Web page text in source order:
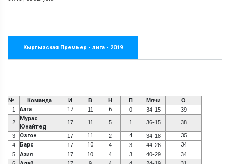
Кыргызская Премьер - лига - 2019
№ Команда И В Н П Мячи
О
1
Алга 17 11 6 0 34-15 39
2
Мурас
Юнайтед
17 11 5 1 36-15 38
3 Озгон 17 11 2 4 34-18 35
4 Барс 17 10 4 3 44-26 34
5 Азия 17 10 4 3 40-29
34